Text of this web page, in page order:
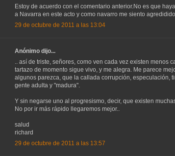
Estoy de acuerdo con el comentario anterior.No es que
a Navarra en este acto y como navarro me siento
29 de octubre de 2011 a las 13:04
Anónimo dijo...
.. así de triste, señores, como ven cada vez existen menos
tartazo de momento sigue vivo, y me alegra. Me parece
algunos parezca, que la callada corrupción, especulación,
gente adulta y "madura".
Y sin negarse uno al progresismo, decir, que existen
No por ir más rápido llegaremos mejor..
salud
richard
29 de octubre de 2011 a las 13:57